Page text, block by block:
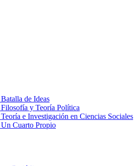
de Ideas
y Teoría Política
e Investigación en Ciencias Sociales
Cuarto Propio